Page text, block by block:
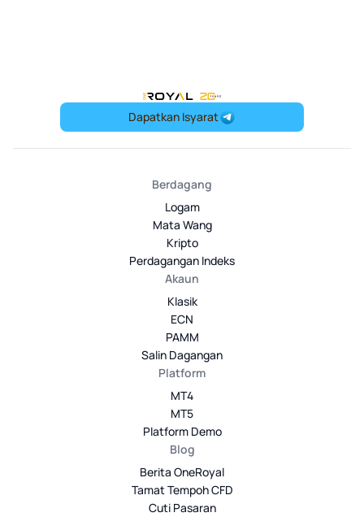
OneRoyal Home
Dapatkan Isyarat
Berdagang
Logam
Mata Wang
Kripto
Perdagangan Indeks
Akaun
Klasik
ECN
PAMM
Salin Dagangan
Platform
MT4
MT5
Platform Demo
Blog
Berita OneRoyal
Tamat Tempoh CFD
Cuti Pasaran